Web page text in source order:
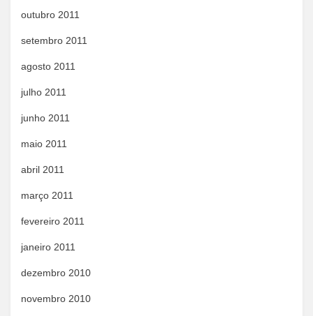
outubro 2011
setembro 2011
agosto 2011
julho 2011
junho 2011
maio 2011
abril 2011
março 2011
fevereiro 2011
janeiro 2011
dezembro 2010
novembro 2010